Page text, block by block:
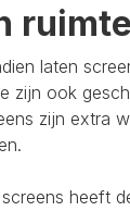
laten
zijn ook
zijn extra
heeft